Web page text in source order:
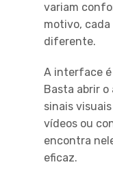
variam
motivo, cada
diferente.
A interface é
Basta abrir
sinais
vídeos ou
encontra
eficaz.